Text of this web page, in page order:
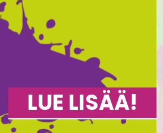
LUE LISÄÄ!